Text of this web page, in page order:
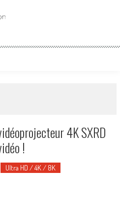
4K SXRD
!
Ultra HD / 4K / 8K